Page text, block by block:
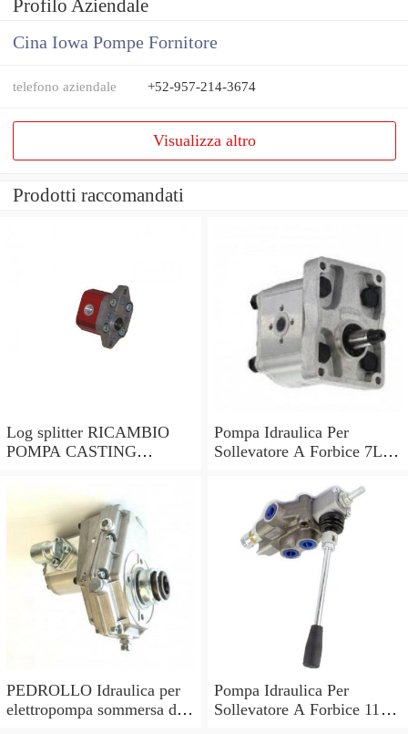
Profilo Aziendale
Cina Iowa Pompe Fornitore
telefono aziendale +52-957-214-3674
Visualizza altro
Prodotti raccomandati
Log splitter RICAMBIO
POMPA CASTING
Pompa Idraulica Per
Sollevatore A Forbice 7L 2
PEDROLLO Idraulica per
elettropompa sommersa da
Pompa Idraulica Per
Sollevatore A Forbice 11L